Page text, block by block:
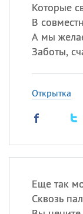
Которые
В
А мы
Заботы,
Открытка
Еще так
Сквозь